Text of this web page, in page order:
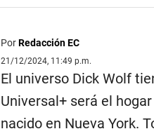
PorRedacción EC
21/12/2024, 11:49 p.m.
El universo Dick Wolf
Universal+ será el
nacido en Nueva York.